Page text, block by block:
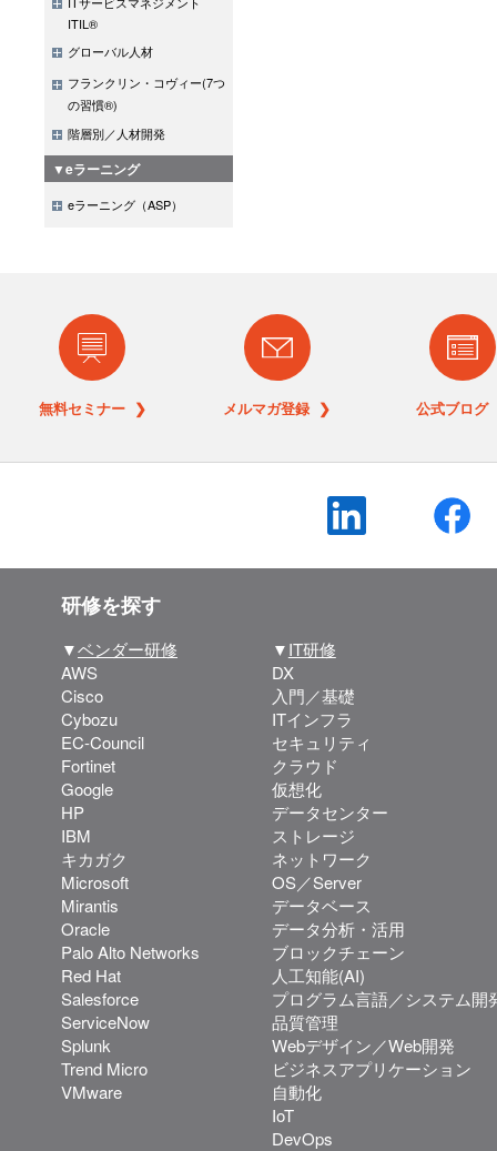
ITIL®
グローバル人材
フランクリン・コヴィー(7つ
の習慣®)
階層別／人材開発
▼eラーニング
eラーニング（ASP）
無料セミナー ❯ メルマガ登録 ❯ 公式ブロ
研修を探す
▼ベンダー研修
AWS
Cisco
Cybozu
EC-Council
Fortinet
Google
HP
IBM
キカガク
Microsoft
Mirantis
Oracle
Palo Alto Networks
Red Hat
Salesforce
ServiceNow
Splunk
Trend Micro
VMware
▼IT研修
DX
入門／基礎
ITインフラ
セキュリティ
クラウド
仮想化
データセンター
ストレージ
ネットワーク
OS／Server
データベース
データ分析・活用
ブロックチェーン
人工知能(AI)
プログラム言語／システム開
品質管理
Webデザイン／Web開発
ビジネスアプリケーション
自動化
IoT
DevOps